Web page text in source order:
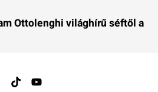
Ottolenghi világhírű séftől a